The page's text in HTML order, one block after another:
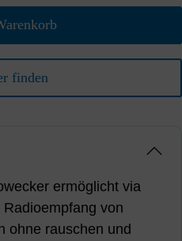
finden
ermöglicht via
von
ohne rauschen und